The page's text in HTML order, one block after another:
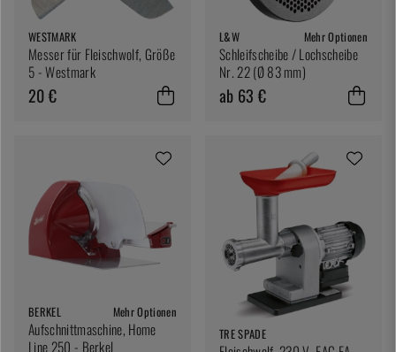
WESTMARK
Messer für Fleischwolf, Größe
5 - Westmark
20 €
L&W Mehr Optionen
Schleifscheibe / Lochscheibe
Nr. 22 (Ø 83 mm)
ab 63 €
BERKEL Mehr Optionen
Aufschnittmaschine, Home
Line 250 - Berkel
TRE SPADE